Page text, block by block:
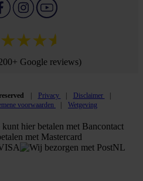
Google reviews)
Privacy
Disclaimer
voorwaarden Wetgeving